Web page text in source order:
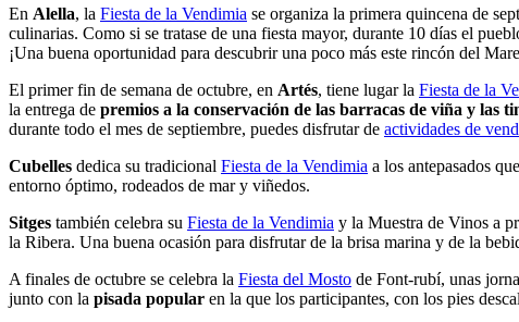
El 7 y 8 de septiembre,Sant Sadurní d'Anoia celebra suFiesta de la
estarán encantados con el muñeco de proporciones gigantescas que
En
Fiesta de la Vendimia se organiza la primera quincena de
culinarias. Como si se tratase de una fiesta mayor, durante 10 días el
¡Una buena oportunidad para descubrir una poco más este rincón del
El primer fin de semana de octubre, en
la entrega depremios a la conservación de las barracas de viña y las
durante todo el mes de septiembre, puedes disfrutar de
Cubellesdedica su tradicionalFiesta de la Vendimia a los antepasados
entorno óptimo, rodeados de mar y viñedos.
Sitgestambién celebra suFiesta de la Vendimiay la Muestra de Vinos a
la Ribera. Una buena ocasión para disfrutar de la brisa marina y de la